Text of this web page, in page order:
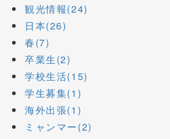
観光情報(24)
日本(26)
春(7)
卒業生(2)
学校生活(15)
学生募集(1)
海外出張(1)
ミャンマー(2)